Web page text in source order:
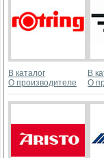
В каталог
О производителе
В
О